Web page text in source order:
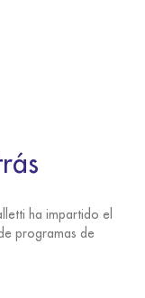
ha impartido el
programas de